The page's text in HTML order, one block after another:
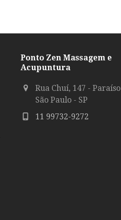
Ponto Zen Massagem e
Acupuntura
Rua Chuí, 147 - Paraíso
São Paulo - SP
11 99732-9272